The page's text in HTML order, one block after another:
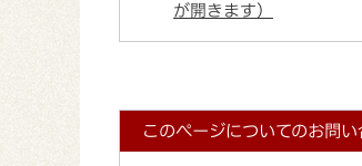
が開きます）
このページについてのお問